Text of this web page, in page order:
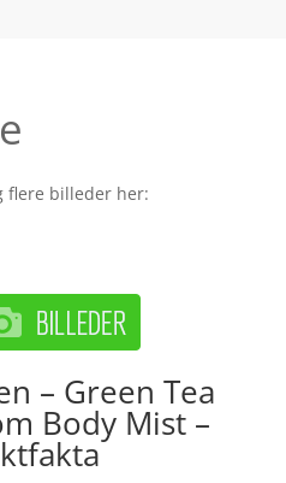
flere billeder her:
– Green Tea
Body Mist –